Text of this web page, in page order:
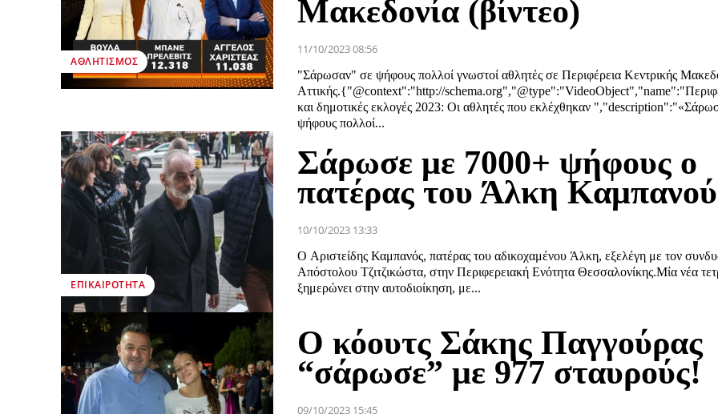
ΑΘΛΗΤΙΣΜΌΣ
Μακεδονία (βίντεο)
11/10/2023 08:56
"Σάρωσαν" σε ψήφους πολλοί γνωστοί αθλητές σε Περιφέρεια Κεντρικής
Αττικής.{"@context":"http://
και δημοτικές εκλογές 2023: Οι αθλητές που εκλέχθηκαν
ψήφους πολλοί...
ΕΠΙΚΑΙΡΌΤΗΤΑ
Σάρωσε με 7000+ ψήφους ο
πατέρας του Άλκη Καμπανού
10/10/2023 13:33
Ο Αριστείδης Καμπανός, πατέρας του αδικοχαμένου Άλκη, εξελέγη με τον
Απόστολου Τζιτζικώστα, στην Περιφερειακή Ενότητα Θεσσαλονίκης.Μία νέα
ξημερώνει στην αυτοδιοίκηση, με...
Ο κόουτς Σάκης Παγγούρας
“σάρωσε” με 977 σταυρούς!
09/10/2023 15:45